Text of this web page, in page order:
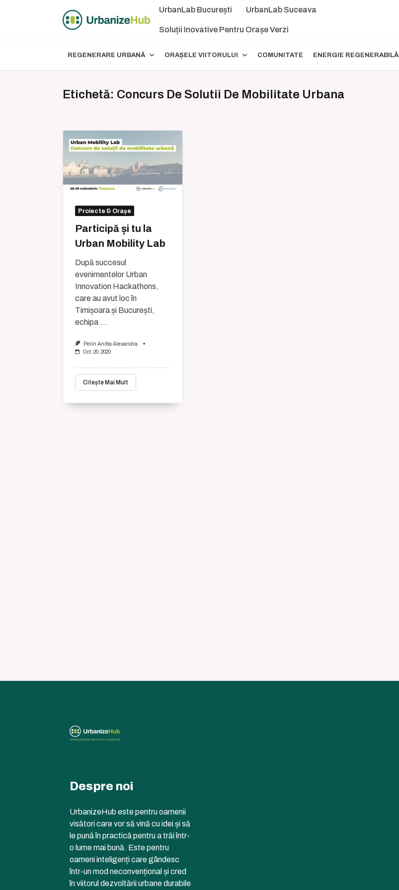
UrbanLab București UrbanLab Suceava
Soluții Inovative Pentru Orașe Verzi
REGENERARE URBANĂ ORAȘELE VIITORULUI COMUNITATE ENERGIE REGENERABILĂ
Etichetă: Concurs De Solutii De Mobilitate Urbana
Proiecte & Orașe
Participă și tu la
Urban Mobility Lab
După succesul
evenimentelor Urban
Innovation Hackathons,
care au avut loc în
Timișoara și București,
echipa ...
Pelin Anitta Alexandra
Oct. 20, 2020
Citește Mai Mult
Despre noi
UrbanizeHub este pentru oamenii
visători care vor să vină cu idei și să
le pună în practică pentru a trăi într-
o lume mai bună. Este pentru
oameni inteligenți care gândesc
într-un mod neconvențional și cred
în viitorul dezvoltării urbane durabile